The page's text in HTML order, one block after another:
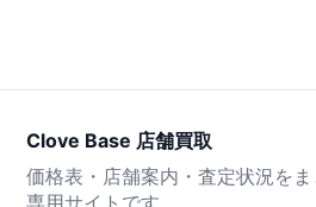
Clove Base 店舗買取
価格表・店舗案内・査定状況を
専用サイトです。